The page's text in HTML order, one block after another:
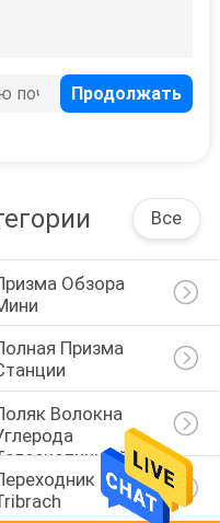
10
Все
Обзора
Призма
Волокна